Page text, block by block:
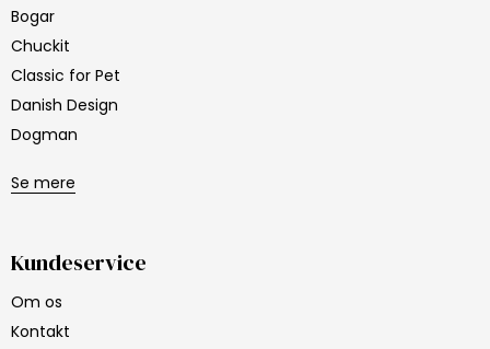
Bogar
Chuckit
Classic for Pet
Danish Design
Dogman
Se mere
Kundeservice
Om os
Kontakt